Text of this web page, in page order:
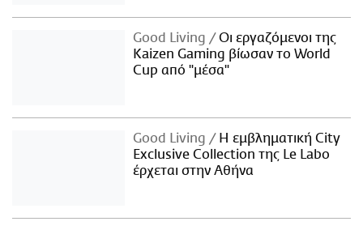
Good Living
Οι εργαζόμενοι της
Kaizen Gaming βίωσαν το World
Cup από "μέσα"
Good Living
Η εμβληματική City
Exclusive Collection της Le Labo
έρχεται στην Αθήνα